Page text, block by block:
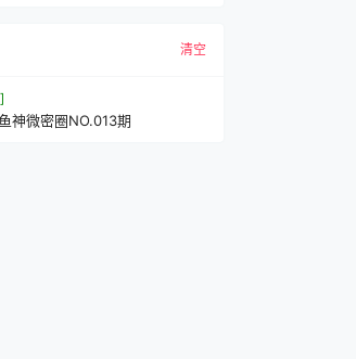
清空
神微密圈NO.013期